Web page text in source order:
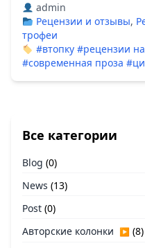
admin
Рецензии и отзывы,
трофеи
#втопку #рецензии
#современная проза
Все категории
Blog (0)
News (13)
Post (0)
Авторские колонки ▶ (8)